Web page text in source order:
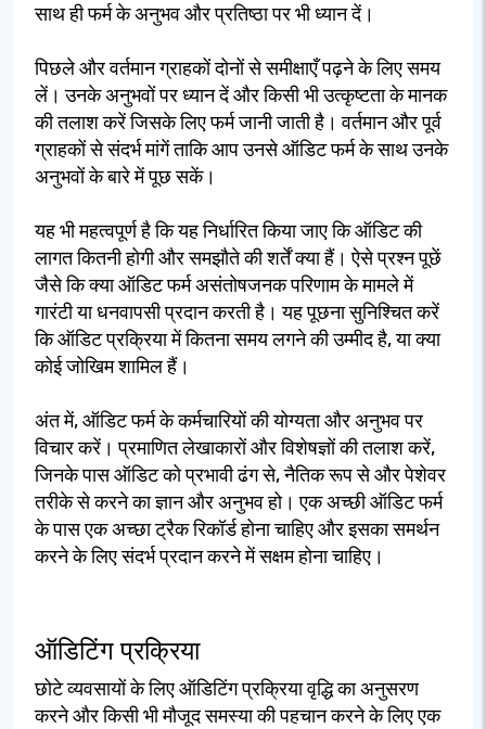
साथ ही फर्म के अनुभव और प्रतिष्ठा पर भी ध्यान दें।
पिछले और वर्तमान ग्राहकों दोनों से समीक्षाएँ पढ़ने के लिए समय
लें। उनके अनुभवों पर ध्यान दें और किसी भी उत्कृष्टता के मानक
की तलाश करें जिसके लिए फर्म जानी जाती है। वर्तमान और पूर्व
ग्राहकों से संदर्भ मांगें ताकि आप उनसे ऑडिट फर्म के साथ उनके
अनुभवों के बारे में पूछ सकें।
यह भी महत्वपूर्ण है कि यह निर्धारित किया जाए कि ऑडिट की
लागत कितनी होगी और समझौते की शर्तें क्या हैं। ऐसे प्रश्न पूछें
जैसे कि क्या ऑडिट फर्म असंतोषजनक परिणाम के मामले में
गारंटी या धनवापसी प्रदान करती है। यह पूछना सुनिश्चित करें
कि ऑडिट प्रक्रिया में कितना समय लगने की उम्मीद है, या क्या
कोई जोखिम शामिल हैं।
अंत में, ऑडिट फर्म के कर्मचारियों की योग्यता और अनुभव पर
विचार करें। प्रमाणित लेखाकारों और विशेषज्ञों की तलाश करें,
जिनके पास ऑडिट को प्रभावी ढंग से, नैतिक रूप से और पेशेवर
तरीके से करने का ज्ञान और अनुभव हो। एक अच्छी ऑडिट फर्म
के पास एक अच्छा ट्रैक रिकॉर्ड होना चाहिए और इसका समर्थन
करने के लिए संदर्भ प्रदान करने में सक्षम होना चाहिए।
ऑडिटिंग प्रक्रिया
छोटे व्यवसायों के लिए ऑडिटिंग प्रक्रिया वृद्धि का अनुसरण
करने और किसी भी मौजूद समस्या की पहचान करने के लिए एक